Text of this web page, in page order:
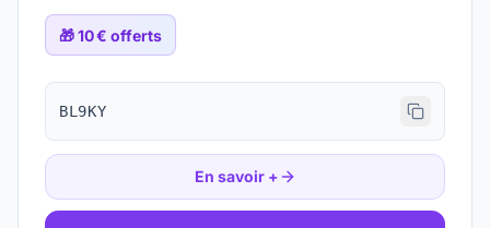
🎁10 € offerts
BL9KY
En savoir +